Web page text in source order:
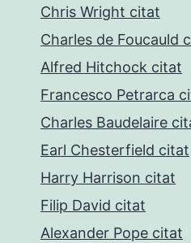
Chris Wright citat
Charles de Foucauld
Alfred Hitchock citat
Francesco Petrarca
Charles Baudelaire
Earl Chesterfield citat
Harry Harrison citat
Filip David citat
Alexander Pope citat